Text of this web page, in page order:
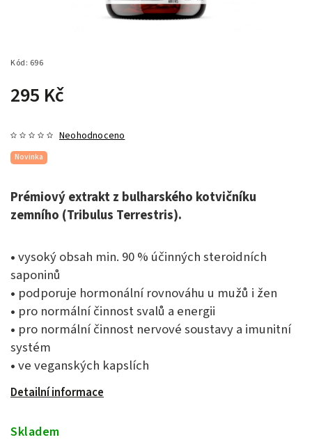
Kód: 696
295 Kč
Novinka
Neohodnoceno
Prémiový extrakt z bulharského kotvičníku
zemního (Tribulus Terrestris).
•vysoký obsah min. 90 % účinných steroidních
saponinů
• podporuje hormonální rovnováhu u mužů i žen
• pro normální činnost svalů a energii
• pro normální činnost nervové soustavy a imunitní
systém
•ve veganských kapslích
Detailní informace
Skladem